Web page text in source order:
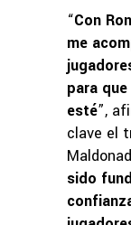
“Con
me
para
esté”,
clave el
sido